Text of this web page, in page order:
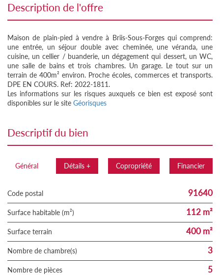
description de l'offre
Maison de plain-pied à vendre à Briis-Sous-Forges qui comprend:
une entrée, un séjour double avec cheminée, une véranda, une
cuisine, un cellier / buanderie, un dégagement qui dessert, un WC,
une salle de bains et trois chambres. Un garage. Le tout sur un
terrain de 400m² environ. Proche écoles, commerces et transports.
DPE EN COURS. Ref: 2022-1811.
Les informations sur les risques auxquels ce bien est exposé sont
disponibles sur le site Géorisques
descriptif du bien
Général Détails + Copropriété Financier
Code postal 91640
Surface habitable (m²) 112 m²
surface terrain 400 m²
Nombre de chambre(s) 3
Nombre de pièces 5